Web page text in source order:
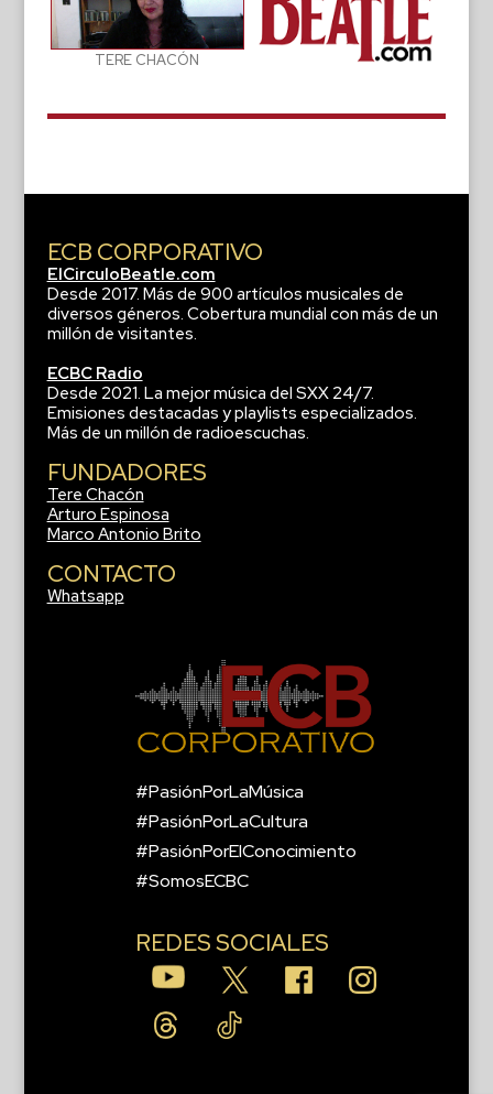
TERE CHACÓN
ECB CORPORATIVO
ElCirculoBeatle.com
Desde 2017. Más de 900 artículos musicales de
diversos géneros. Cobertura mundial con más de un
millón de visitantes.
ECBC Radio
Desde 2021. La mejor música del SXX 24/7.
Emisiones destacadas y playlists especializados.
Más de un millón de radioescuchas.
FUNDADORES
Tere Chacón
Arturo Espinosa
Marco Antonio Brito
CONTACTO
Whatsapp
#PasiónPorLaMúsica
#PasiónPorLaCultura
#PasiónPorElConocimiento
#SomosECBC
REDES SOCIALES